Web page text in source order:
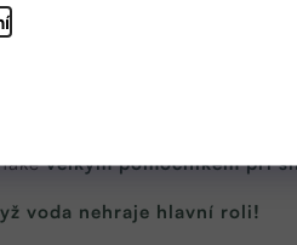
a minerálů, které
vypadající pokožku.
živiny absorbují do
čokoláda obsahuje kofein a
při odbourávání tuků a
takévelkým pomocníkem při
voda nehraje hlavní roli!